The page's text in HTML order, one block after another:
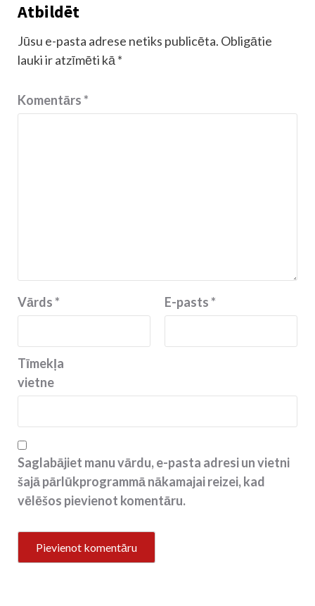
Atbildēt
Jūsu e-pasta adrese netiks publicēta. Obligātie
lauki ir atzīmēti kā *
Komentārs*
Vārds* E-pasts*
Tīmekļa
vietne
Saglabājiet manu vārdu, e-pasta adresi un vietni
šajā pārlūkprogrammā nākamajai reizei, kad
vēlēšos pievienot komentāru.